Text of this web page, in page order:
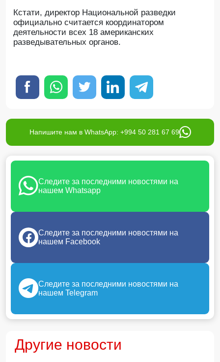
Кстати, директор Национальной разведки
официально считается координатором
деятельности всех 18 американских
разведывательных органов.
Напишите нам в WhatsApp: +994 50 281 67 69
Следите за последними новостями на
нашем Whatsapp
Следите за последними новостями на
нашем Facebook
Следите за последними новостями на
нашем Telegram
Другие новости